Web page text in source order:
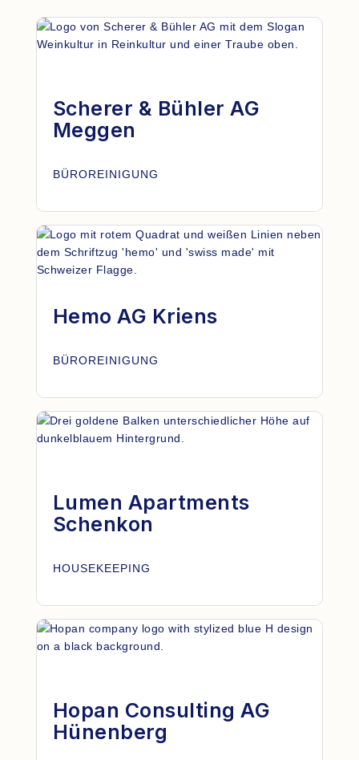
Scherer & Bühler AG
Meggen
BÜROREINIGUNG
Hemo AG Kriens
BÜROREINIGUNG
Lumen Apartments
Schenkon
HOUSEKEEPING
Hopan Consulting AG
Hünenberg